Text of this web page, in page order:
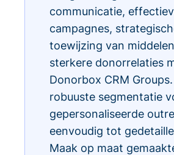
communicatie,
campagnes,
toewijzing van
sterkere donorrelaties
Donorbox CRM
robuuste segmentatie
gepersonaliseerde
eenvoudig tot
Maak op maat